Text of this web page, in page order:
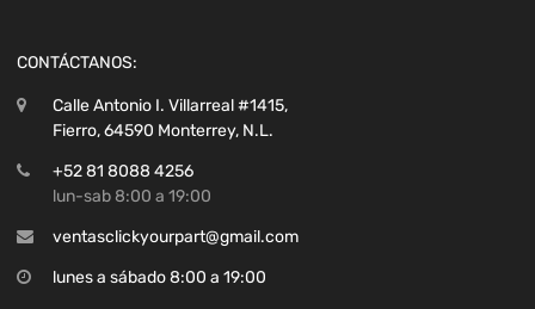
CONTÁCTANOS:
Calle Antonio I. Villarreal #1415,
Fierro, 64590 Monterrey, N.L.
+52 81 8088 4256
lun-sab 8:00 a 19:00
ventasclickyourpart@gmail.com
lunes a sábado 8:00 a 19:00